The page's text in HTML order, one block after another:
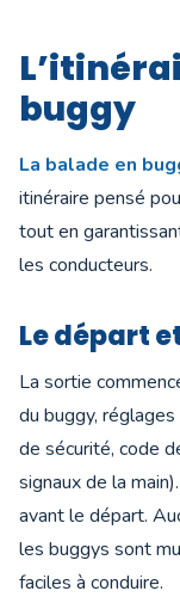
buggy
La balade en
itinéraire pensé
tout en
les conducteurs.
Le départ
La sortie
du buggy,
de sécurité, code
signaux de la
avant le départ.
les buggys sont
faciles à conduire.